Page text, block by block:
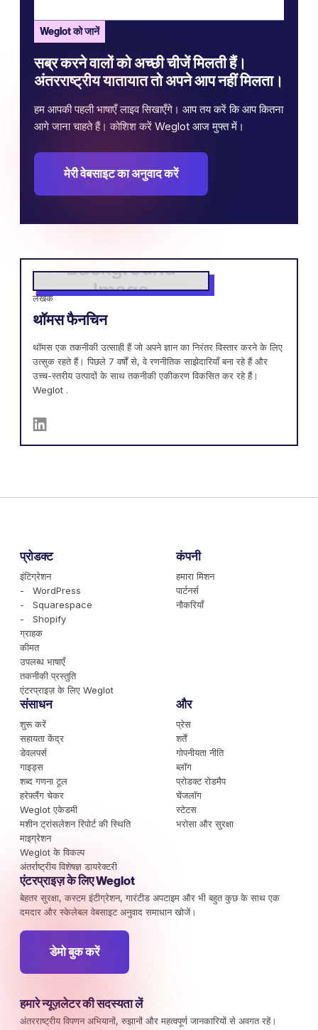
Weglot को जानें
सब्र करने वालों को अच्छी चीजें मिलती हैं।
अंतरराष्ट्रीय यातायात तो अपने आप नहीं मिलता।
हम आपकी पहली भाषाएँ लाइव सिखाएँगे। आप तय करें कि आप कितना
आगे जाना चाहते हैं। कोशिश करें Weglot आज मुफ्त में।
मेरी वेबसाइट का अनुवाद करें
लेखक
थॉमस फैनचिन
थॉमस एक तकनीकी उत्साही हैं जो अपने ज्ञान का निरंतर विस्तार करने के लिए
उत्सुक रहते हैं। पिछले 7 वर्षों से, वे रणनीतिक साझेदारियाँ बना रहे हैं और
उच्च-स्तरीय उत्पादों के साथ तकनीकी एकीकरण विकसित कर रहे हैं।
Weglot .
प्रोडक्ट
इंटिग्रेशन
- WordPress
- Squarespace
- Shopify
ग्राहक
कीमत
उपलब्ध भाषाएँ
तकनीकी प्रस्तुति
एंटरप्राइज़ के लिए Weglot
कंपनी
हमारा मिशन
पार्टनर्स
नौकरियाँ
संसाधन
शुरू करें
सहायता केंद्र
डेवलपर्स
गाइड्स
शब्द गणना टूल
हरेफ़्लैंग चेकर
Weglot एकेडमी
मशीन ट्रांसलेशन रिपोर्ट की स्थिति
माइग्रेशन
Weglot के विकल्प
अंतर्राष्ट्रीय विशेषज्ञ डायरेक्टरी
और
प्रेस
शर्तें
गोपनीयता नीति
ब्लॉग
प्रोडक्ट रोडमैप
चेंजलॉग
स्टेटस
भरोसा और सुरक्षा
एंटरप्राइज़ के लिए Weglot
बेहतर सुरक्षा, कस्टम इंटीग्रेशन, गारंटीड अपटाइम और भी बहुत कुछ के साथ एक
दमदार और स्केलेबल वेबसाइट अनुवाद समाधान खोजें।
डेमो बुक करें
हमारे न्यूज़लेटर की सदस्यता लें
अंतरराष्ट्रीय विपणन अभियानों, रुझानों और महत्वपूर्ण जानकारियों से अवगत रहें।